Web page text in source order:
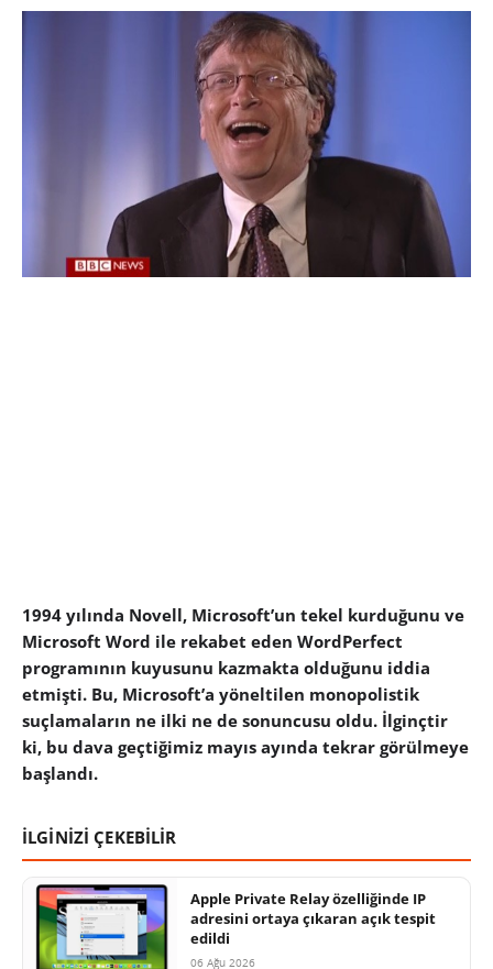
1994 yılında Novell, Microsoft’un tekel kurduğunu ve
Microsoft Word ile rekabet eden WordPerfect
programının kuyusunu kazmakta olduğunu iddia
etmişti. Bu, Microsoft’a yöneltilen monopolistik
suçlamaların ne ilki ne de sonuncusu oldu. İlginçtir
ki, bu dava geçtiğimiz mayıs ayında tekrar görülmeye
başlandı.
İLGİNİZİ ÇEKEBİLİR
Apple Private Relay özelliğinde IP
adresini ortaya çıkaran açık tespit
edildi
06 Ağu 2026